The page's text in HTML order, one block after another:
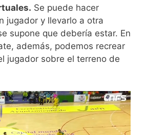
Se puede hacer
jugador y llevarlo a otra
supone que debería estar. En
además, podemos recrear
jugador sobre el terreno de